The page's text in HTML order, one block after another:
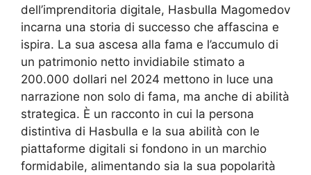
dell’imprenditoria digitale, Hasbulla Magomedov
incarna una storia di successo che affascina e
ispira. La sua ascesa alla fama e l’accumulo di
un patrimonio netto invidiabile stimato a
200.000 dollari nel 2024 mettono in luce una
narrazione non solo di fama, ma anche di abilità
strategica. È un racconto in cui la persona
distintiva di Hasbulla e la sua abilità con le
piattaforme digitali si fondono in un marchio
formidabile, alimentando sia la sua popolarità